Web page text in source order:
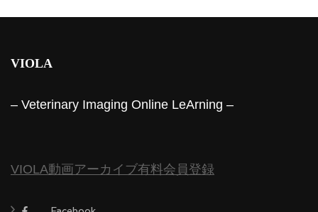
VIOLA
– Veterinary Imaging Online LeArning –
VIOLA動画アーカイブ有料会員登録